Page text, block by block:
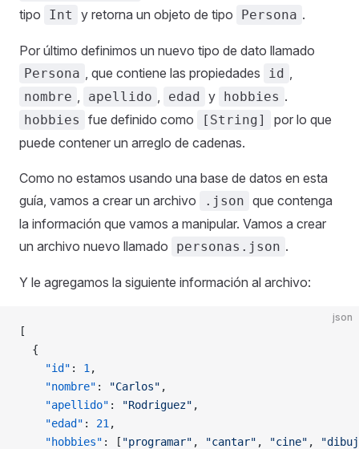
tipo
Int y retorna un objeto de tipo Persona .
Por último definimos un nuevo tipo de dato llamado
Persona , que contiene las propiedades id ,
nombre , apellido , edad y hobbies .
hobbies fue definido como [String]
por lo que
puede contener un arreglo de cadenas.
Como no estamos usando una base de datos en esta
guía, vamos a crear un archivo
.json que contenga
la información que vamos a manipular. Vamos a crear
un archivo nuevo llamado
personas.json .
Y le agregamos la siguiente información al archivo:
json
[
  {
    "id"
: 1 ,
    "nombre"
: "Carlos" ,
    "apellido"
: "Rodriguez" ,
    "edad"
: 21 ,
    "hobbies"
: [ "programar" , "cantar" , "cine" ,